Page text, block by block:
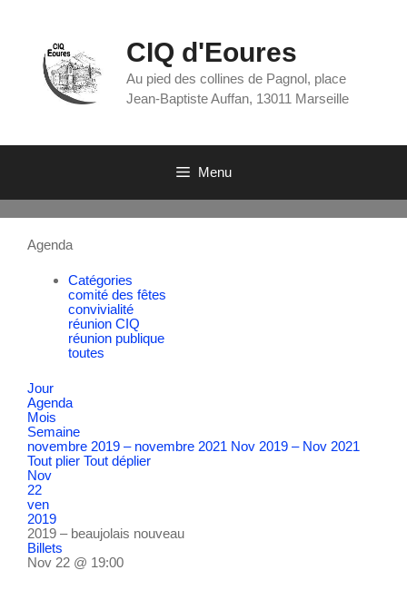
CIQ d'Eoures
Au pied des collines de Pagnol, place
Jean-Baptiste Auffan, 13011 Marseille
Menu
Agenda
Catégories
comité des fêtes
convivialité
réunion CIQ
réunion publique
toutes
Jour
Agenda
Mois
Semaine
novembre 2019 – novembre 2021 Nov 2019 – Nov 2021
Tout plier Tout déplier
Nov
22
ven
2019
2019 – beaujolais nouveau
Billets
Nov 22 @ 19:00